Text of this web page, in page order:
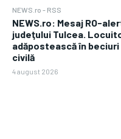
NEWS.ro - RSS
NEWS.ro: Mesaj RO-
judeţului Tulcea.
adăpostească în
civilă
4 august 2026